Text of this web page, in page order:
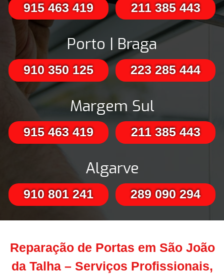
915 463 419 211 385 443
Porto | Braga
910 350 125 223 285 444
Margem Sul
915 463 419 211 385 443
Algarve
910 801 241 289 090 294
Reparação de Portas em São João
da Talha – Serviços Profissionais,